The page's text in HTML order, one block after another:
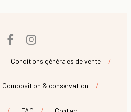
Facebook
Conditions générales de vente
Composition & conservation
FAQ Contact